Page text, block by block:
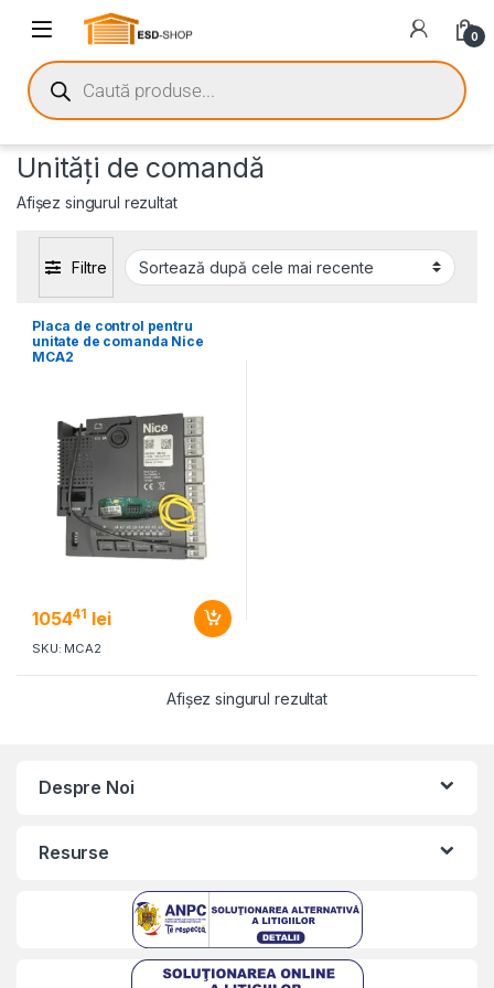
0
Unități de comandă
Afișez singurul rezultat
Filtre
Placa de control pentru
unitate de comanda Nice
MCA2
105441 lei
SKU: MCA2
Afișez singurul rezultat
Despre Noi
Resurse
Kriszta
Typically replies within a day